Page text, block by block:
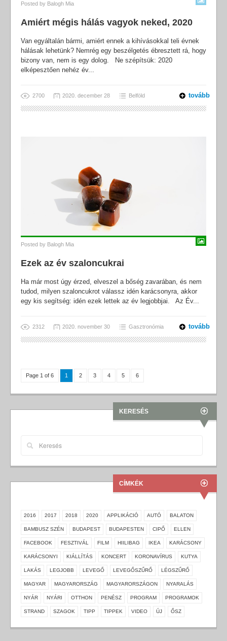
Posted by Balogh Mia
Amiért mégis hálás vagyok neked, 2020
Van egyáltalán bármi, amiért ennek a kihívásokkal teli évnek
hálásak lehetünk? Nemrég egy beszélgetés ébresztett rá, hogy
bizony van, nem is egy dolog. Ne szépítsük: 2020
elképesztően nehéz év...
2700 2020. december 28 Belföld tovább
Posted by Balogh Mia
Ezek az év szaloncukrai
Ha már most úgy érzed, elveszel a bőség zavarában, és nem
tudod, milyen szaloncukrot válassz idén karácsonyra, akkor
egy kis segítség: idén ezek lettek az év legjobbjai. Az Év...
2312 2020. november 30 Gasztronómia tovább
Page 1 of 6 1 2 3 4 5 6
KERESÉS
CÍMKÉK
2016 2017 2018 2020 APPLIKÁCIÓ AUTÓ BALATON
BAMBUSZ SZÉN BUDAPEST BUDAPESTEN CIPŐ ELLEN
FACEBOOK FESZTIVÁL FILM HIILIBAG IKEA KARÁCSONY
KARÁCSONYI KIÁLLÍTÁS KONCERT KORONAVÍRUS KUTYA
LAKÁS LEGJOBB LEVEGŐ LEVEGŐSZŰRŐ LÉGSZŰRŐ
MAGYAR MAGYARORSZÁG MAGYARORSZÁGON NYARALÁS
NYÁR NYÁRI OTTHON PENÉSZ PROGRAM PROGRAMOK
STRAND SZAGOK TIPP TIPPEK VIDEO ÚJ ŐSZ